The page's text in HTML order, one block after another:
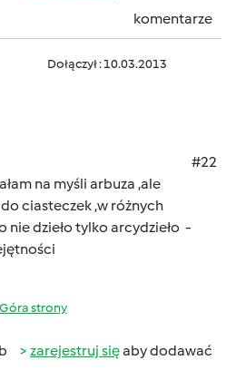
komentarze
Dołączył : 10.03.2013
#22
na myśli arbuza ,ale
ciasteczek ,w różnych
nie dzieło tylko arcydzieło -
Góra strony
zarejestruj sięaby dodawać